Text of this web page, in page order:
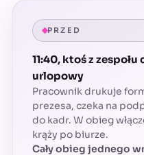
PRZED
11:40, ktoś z
urlopowy
Pracownik drukuje
prezesa, czeka na
do kadr. W obieg
krąży po biurze.
Cały obieg jednego